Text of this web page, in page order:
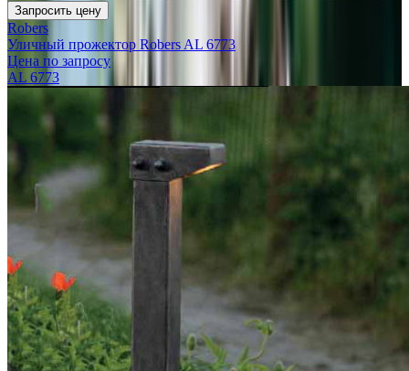
Запросить цену
Robers
Уличный прожектор Robers AL 6773
Цена по запросу
AL 6773